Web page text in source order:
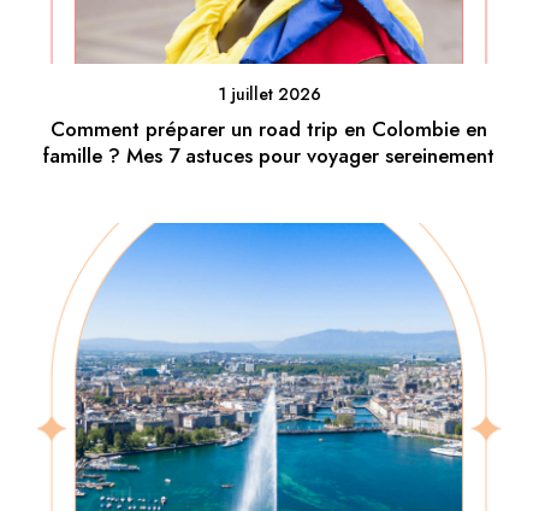
1 juillet 2026
Comment préparer un road trip en Colombie en
famille ? Mes 7 astuces pour voyager sereinement